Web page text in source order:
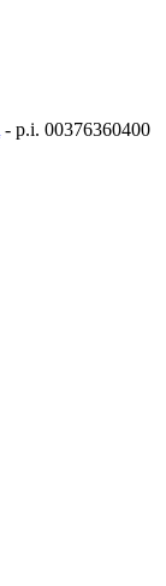
- p.i. 00376360400